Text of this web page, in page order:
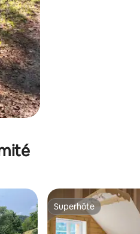
appréciés Superhôte
Superhôte